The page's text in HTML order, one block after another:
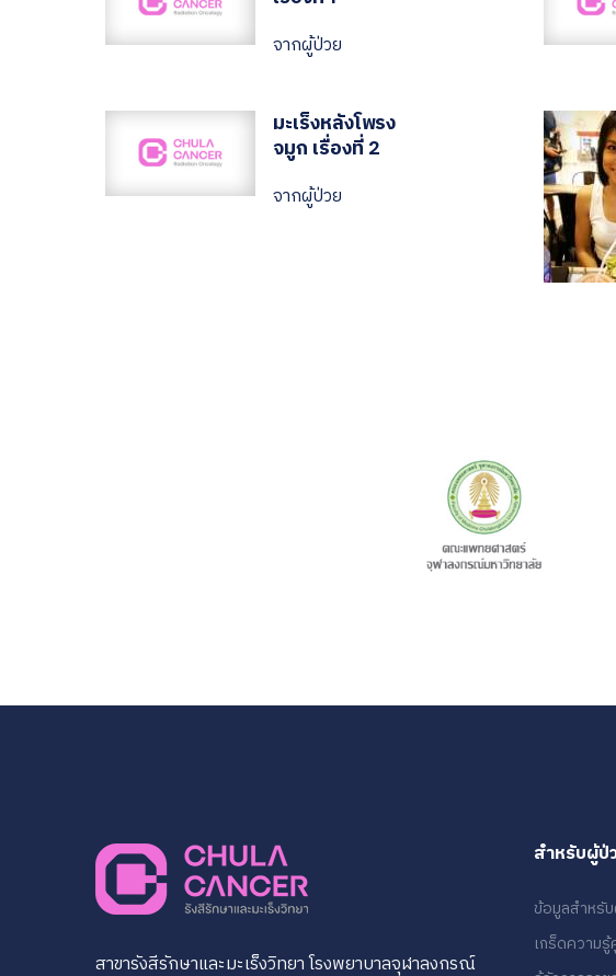
จากผู้ป่วย
มะเร็งหลังโพรง
จมูก เรื่องที่ 2
จากผู้ป่วย
สาขารังสีรักษาและมะเร็งวิทยา โรงพยาบาลจุฬาลงกรณ์
สำหรับผู้ป่
ข้อมูลสำหรับ
เกร็ดความ